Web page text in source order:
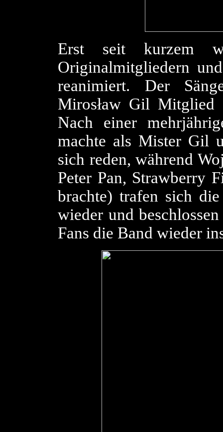
Erst seit kurzem
Originalmitgliedern
reanimiert. Der
Mirosław Gil Mitglied
Nach einer
machte als Mister Gil
sich reden, während
Peter Pan, Strawberry
brachte) trafen sich
wieder und
Fans die Band wieder